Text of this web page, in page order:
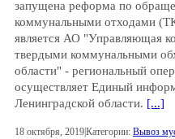
запущена реформа по
коммунальными отходами
является АО "Управляющая
твердыми коммунальными
области" - региональный
осуществляет Единый
Ленинградской области. [...]
18 октября, 2019Категории: Вывоз